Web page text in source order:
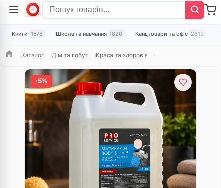
Книги 1678 Школа та навчання 1820 Канцтовари та офіс 2813
ГоловнаКаталог Дім та побут Краса та здоров'я
-5%